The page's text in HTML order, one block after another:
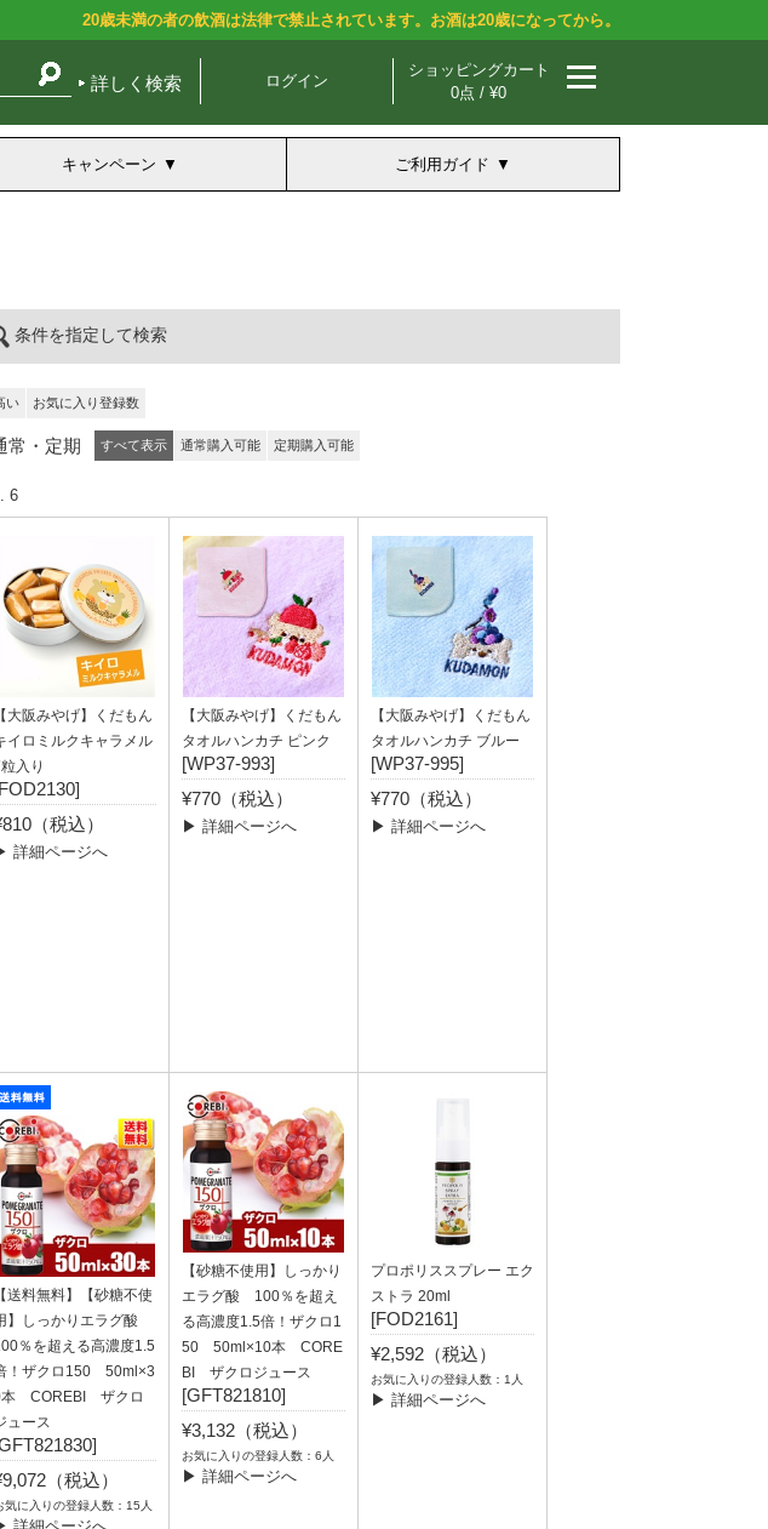
20歳未満の者の飲酒は法律で禁止されています。お酒は20歳になってから。
詳しく検索 ログイン
ショッピングカート
0点 / ¥0
キャンペーン ご利用ガイド
条件を指定して検索
い お気に入り登録数
常・定期 すべて表示 通常購入可能 定期購入可能
6
【大阪みやげ】くだもん
イロミルクキャラメル
入り
（税込）
詳細ページへ
【大阪みやげ】くだもん
タオルハンカチ ピンク
[WP37-993]
¥770（税込）
▶ 詳細ページへ
【大阪みやげ】くだもん
タオルハンカチ ブルー
[WP37-995]
¥770（税込）
▶ 詳細ページへ
【送料無料】【砂糖不使
】しっかりエラグ酸
％を超える高濃度1.5
！ザクロ150 50ml×3
COREBI ザクロ
ュース
（税込）
気に入りの登録人数：15人
【砂糖不使用】しっかり
エラグ酸 100％を超え
る高濃度1.5倍！ザクロ1
50 50ml×10本 CORE
BI ザクロジュース
[GFT821810]
¥3,132（税込）
お気に入りの登録人数：6人
▶ 詳細ページへ
プロポリススプレー エク
ストラ 20ml
[FOD2161]
¥2,592（税込）
お気に入りの登録人数：1人
▶ 詳細ページへ